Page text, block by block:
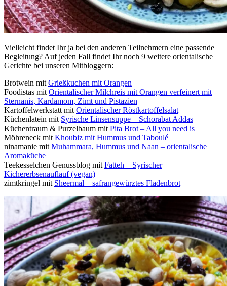
Vielleicht findet Ihr ja bei den anderen Teilnehmern eine passende
Begleitung? Auf jeden Fall findet Ihr noch 9 weitere orientalische
Gerichte bei unseren Mitbloggern:
Brotwein mit Grießkuchen mit Orangen
Foodistas mit Orientalischer Milchreis mit Orangen verfeinert mit
Sternanis, Kardamom, Zimt und Pistazien
Kartoffelwerkstatt mit Orientalischer Röstkartoffelsalat
Küchenlatein mit Syrische Linsensuppe – Schorabat Addas
Küchentraum & Purzelbaum mit Pita Brot – All you need is
Möhreneck mit Khoubiz mit Hummus und Taboulé
ninamanie mit Muhammara, Hummus und Naan – orientalische
Aromaküche
Teekesselchen Genussblog mit Fatteh – Syrischer
Kichererbsenauflauf (vegan)
zimtkringel mit Sheermal – safrangewürztes Fladenbrot